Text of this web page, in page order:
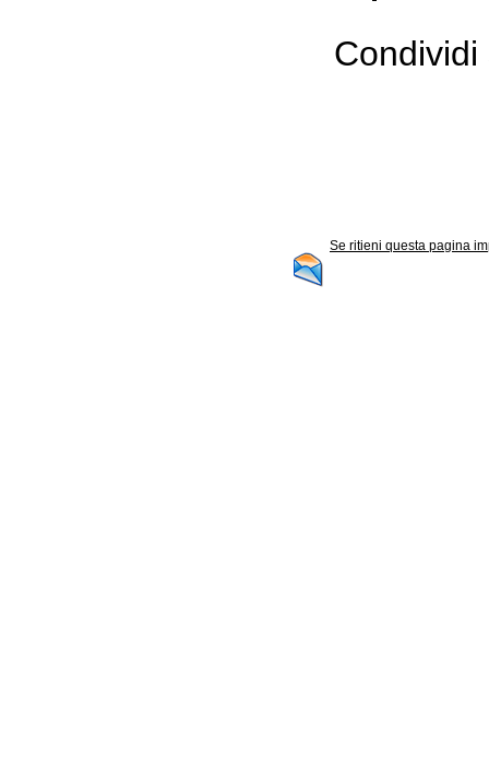
Se ritieni questa pagina